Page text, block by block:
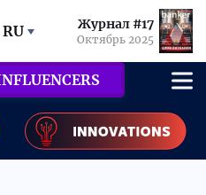
RU Журнал #17
Октябрь 2025